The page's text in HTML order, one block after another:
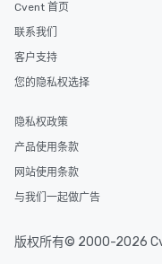
Cvent 首页
联系我们
客户支持
您的隐私权选择
隐私权政策
产品使用条款
网站使用条款
与我们一起做广告
版权所有© 2000-2026